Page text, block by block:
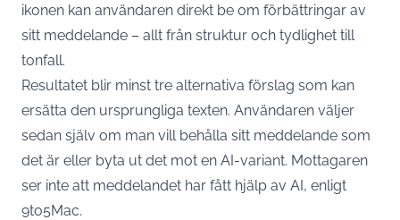
ikonen kan användaren direkt be om förbättringar av
sitt meddelande – allt från struktur och tydlighet till
tonfall.
Resultatet blir minst tre alternativa förslag som kan
ersätta den ursprungliga texten. Användaren väljer
sedan själv om man vill behålla sitt meddelande som
det är eller byta ut det mot en AI-variant. Mottagaren
ser inte att meddelandet har fått hjälp av AI, enligt
9to5Mac.